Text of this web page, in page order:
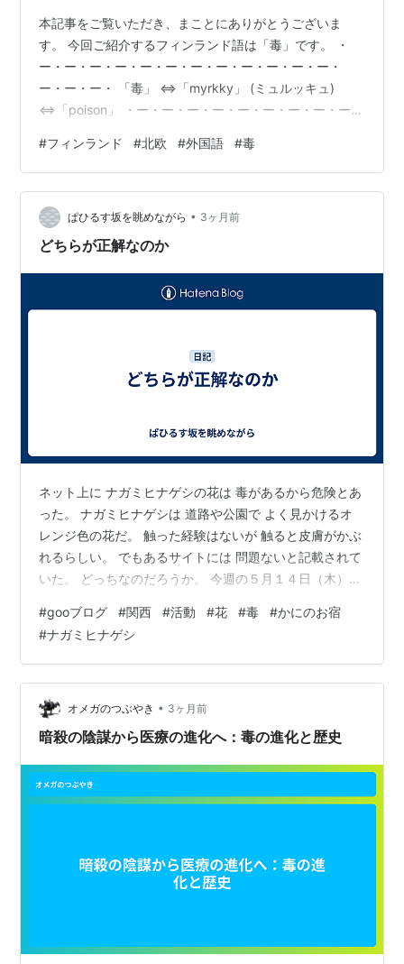
本記事をご覧いただき、まことにありがとうございま
す。 今回ご紹介するフィンランド語は「毒」です。 ・
ー・ー・ー・ー・ー・ー・ー・ー・ー・ー・ー・ー・
ー・ー・ー・ 「毒」 ⇔「myrkky」 (ミュルッキュ)
⇔「poison」 ・ー・ー・ー・ー・ー・ー・ー・ー・ー・
す。」 ⇔「Se on myrkyllinen sieni.」 (セ オン ミュルキ
ュッリネン シエニ) ⇔「That's a poisonous
mushroom.」 ・ー・ー・ー・ー・ー・ー・ー・ー・ー・
ー・ー・ー・ー・ー・ー・ 〔関連単語〕 薬/薬剤/薬物
⇔lääke(ラー…
#フィンランド #北欧 #外国語 #毒
ぱひるす坂を眺めながら • 3ヶ月前
どちらが正解なのか
ネット上に ナガミヒナゲシの花は 毒があるから危険とあ
った。 ナガミヒナゲシは 道路や公園で よく見かけるオ
レンジ色の花だ。 触った経験はないが 触ると皮膚がかぶ
れるらしい。 でもあるサイトには 問題ないと記載されて
いた。 どっちなのだろうか。 今週の５月１４日（木）と
にのお宿 #活動 #関西 #新型コロナウイルス #スマートフ
ォン #ちゅう紋次郎の館 #カード #gooブログ #花 #毒
#gooブログ #関西 #活動 #花 #毒 #かにのお宿
#ナガミヒナゲシ
オメガのつぶやき • 3ヶ月前
暗殺の陰謀から医療の進化へ：毒の進化と歴史